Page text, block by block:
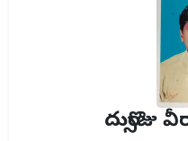
దుర్సొజు